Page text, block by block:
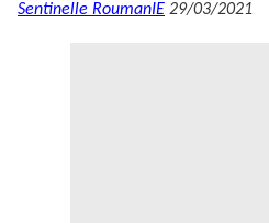
Sentinelle RoumanIE 29/03/2021